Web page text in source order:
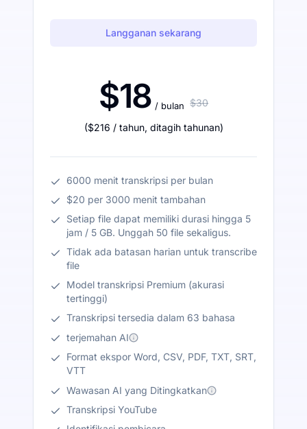
Langganan sekarang
$18 / bulan $30
($216 / tahun, ditagih tahunan)
6000 menit transkripsi per bulan
$20 per 3000 menit tambahan
Setiap file dapat memiliki durasi hingga 5
jam / 5 GB. Unggah 50 file sekaligus.
Tidak ada batasan harian untuk transcribe
file
Model transkripsi Premium (akurasi
tertinggi)
Transkripsi tersedia dalam 63 bahasa
terjemahan AI
Format ekspor Word, CSV, PDF, TXT, SRT,
VTT
Wawasan AI yang Ditingkatkan
Transkripsi YouTube